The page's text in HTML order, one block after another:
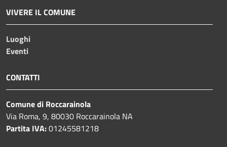
VIVERE IL COMUNE
Luoghi
Eventi
CONTATTI
Comune di Roccarainola
Via Roma, 9, 80030 Roccarainola NA
Partita IVA:01245581218